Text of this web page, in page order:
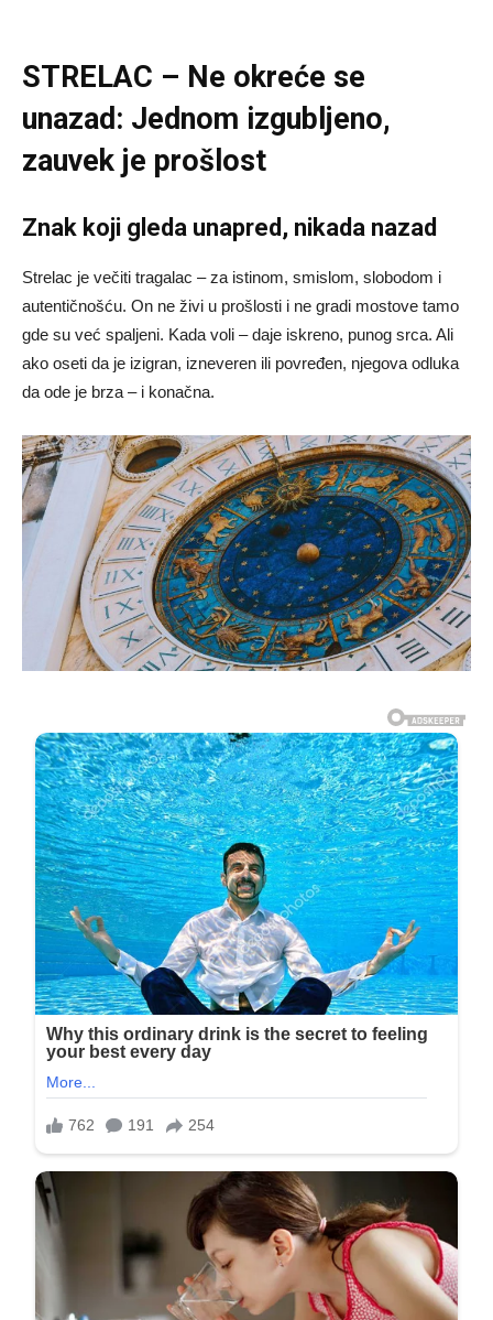
STRELAC – Ne okreće se
unazad: Jednom izgubljeno,
zauvek je prošlost
Znak koji gleda unapred, nikada nazad
Strelac je večiti tragalac – za istinom, smislom, slobodom i
autentičnošću. On ne živi u prošlosti i ne gradi mostove tamo
gde su već spaljeni. Kada voli – daje iskreno, punog srca. Ali
ako oseti da je izigran, izneveren ili povređen, njegova odluka
da ode je brza – i konačna.